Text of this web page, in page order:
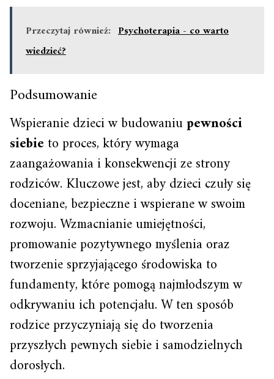
Przeczytaj również: Psychoterapia - co warto
wiedzieć?
Podsumowanie
Wspieranie dzieci w budowaniupewności
siebieto proces, który wymaga
zaangażowania i konsekwencji ze strony
rodziców. Kluczowe jest, aby dzieci czuły się
doceniane, bezpieczne i wspierane w swoim
rozwoju. Wzmacnianie umiejętności,
promowanie pozytywnego myślenia oraz
tworzenie sprzyjającego środowiska to
fundamenty, które pomogą najmłodszym w
odkrywaniu ich potencjału. W ten sposób
rodzice przyczyniają się do tworzenia
przyszłych pewnych siebie i samodzielnych
dorosłych.